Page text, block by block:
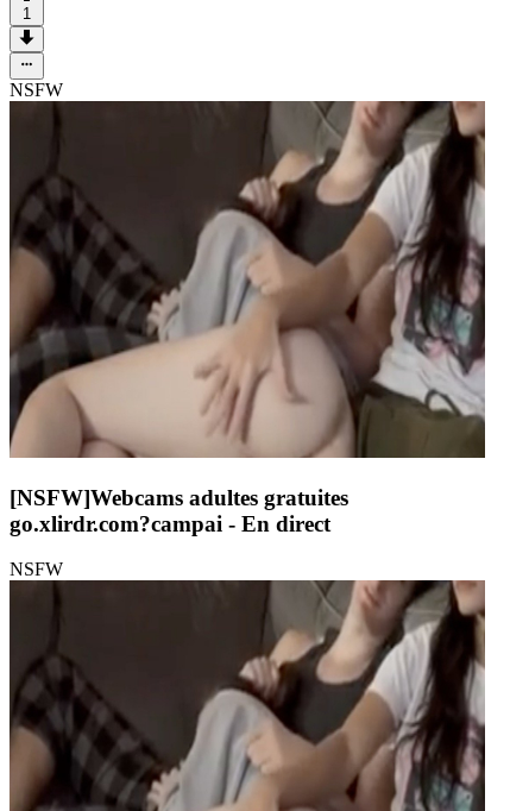
1
NSFW
[NSFW]Webcams adultes gratuites
go.xlirdr.com?campai - En direct
NSFW